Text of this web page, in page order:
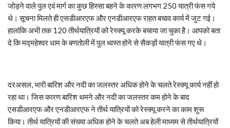
जोड़ने वाले पुल एवं मार्ग का कुछ हिस्सा बहने के कारण लगभग 250 यात्री फंस गये
थे। सूचना मिलते ही एसडीआरएफ और एनडीआरएफ राहत बचाव कार्य में जुट गई।
हालांकि अभी तक 120 तीर्थयात्रियों को रेस्क्यू करके बचाया जा चुका है। आपको बता
दे कि मद्महेश्वर धाम के बणतोली में पुल ध्वस्त होने से सैकड़ों यात्री फंस गए थे।
दरअसल, भारी बारिश और नदी का जलस्तर अधिक होने के चलते रेस्क्यू कार्य नहीं हो
रहा था। जिस कारण बारिश थमने और नदी का जलस्तर कम होने के बाद
एसडीआरएफ और एनडीआरएफ ने तीर्थ यात्रियों को रेस्क्यू करने का काम शुरू
किया। तीर्थ यात्रियों की संख्या अधिक होने के चलते अब हेली माध्यम से तीर्थयात्रियों